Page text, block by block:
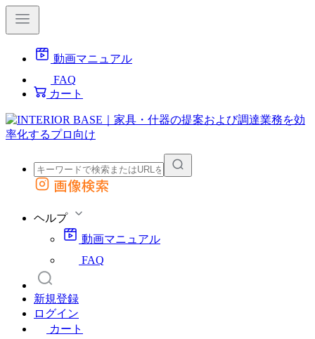
動画マニュアル
FAQ
カート
外部サイトの商品をカートに追加
画像検索
ヘルプ
動画マニュアル
FAQ
新規登録
ログイン
カート